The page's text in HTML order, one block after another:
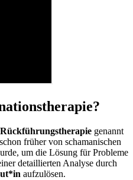
Rückführungstherapie genannt
früher von schamanischen
um die Lösung für Probleme
detaillierten Analyse durch
aufzulösen.